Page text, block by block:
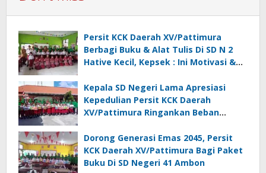
Persit KCK Daerah XV/Pattimura
Berbagi Buku & Alat Tulis Di SD N 2
Hative Kecil, Kepsek : Ini Motivasi &
Kepala SD Negeri Lama Apresiasi
Kepedulian Persit KCK Daerah
XV/Pattimura Ringankan Beban
Dorong Generasi Emas 2045, Persit
KCK Daerah XV/Pattimura Bagi Paket
Buku Di SD Negeri 41 Ambon